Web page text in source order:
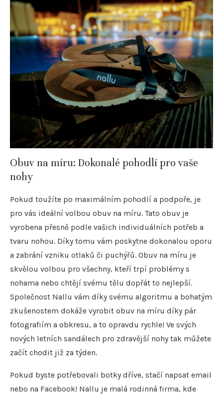
Obuv na míru: Dokonalé pohodlí pro vaše
nohy
Pokud toužíte po maximálním pohodlí a podpoře, je
pro vás ideální volbou obuv na míru. Tato obuv je
vyrobena přesně podle vašich individuálních potřeb a
tvaru nohou. Díky tomu vám poskytne dokonalou oporu
a zabrání vzniku otlaků či puchýřů. Obuv na míru je
skvělou volbou pro všechny, kteří trpí problémy s
nohama nebo chtějí svému tělu dopřát to nejlepší.
Společnost Nallu vám díky svému algoritmu a bohatým
zkušenostem dokáže vyrobit obuv na míru díky pár
fotografiím a obkresu, a to opravdu rychle! Ve svých
nových letních sandálech pro zdravější nohy tak můžete
začít chodit již za týden.
Pokud byste potřebovali botky dříve, stačí napsat email
nebo na Facebook! Nallu je malá rodinná firma, kde